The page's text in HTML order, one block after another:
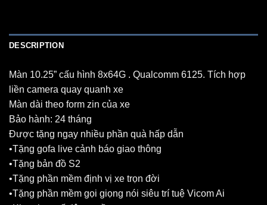
DESCRIPTION
Màn 10.25” cấu hình 8x64G . Qualcomm 6125. Tích hợp
liền camera quay quanh xe
Màn dài theo form zin của xe
Bảo hành: 24 tháng
Được tặng ngay nhiều phần quà hấp dẫn
•Tặng gofa live cảnh báo giao thông
•Tặng bản đồ S2
•Tặng phần mềm định vị xe trọn đời
•Tặng phần mềm gọi giọng nói siêu trí tuệ Vicom Ai